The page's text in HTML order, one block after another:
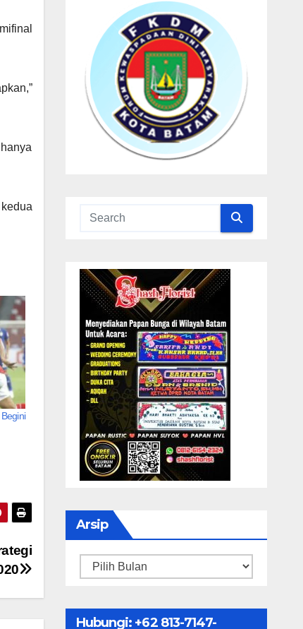
Arsip
Arsip
Hubungi: ‪+62 813-7147-